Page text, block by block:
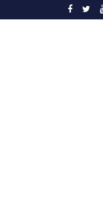
es la gran aliada para